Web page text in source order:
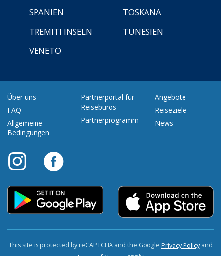
SPANIEN
TOSKANA
TREMITI INSELN
TUNESIEN
VENETO
Über uns
FAQ
Allgemeine
Bedingungen
Partnerportal für
Reisebüros
Partnerprogramm
Angebote
Reiseziele
News
This site is protected by reCAPTCHA and the Google Privacy Policyand